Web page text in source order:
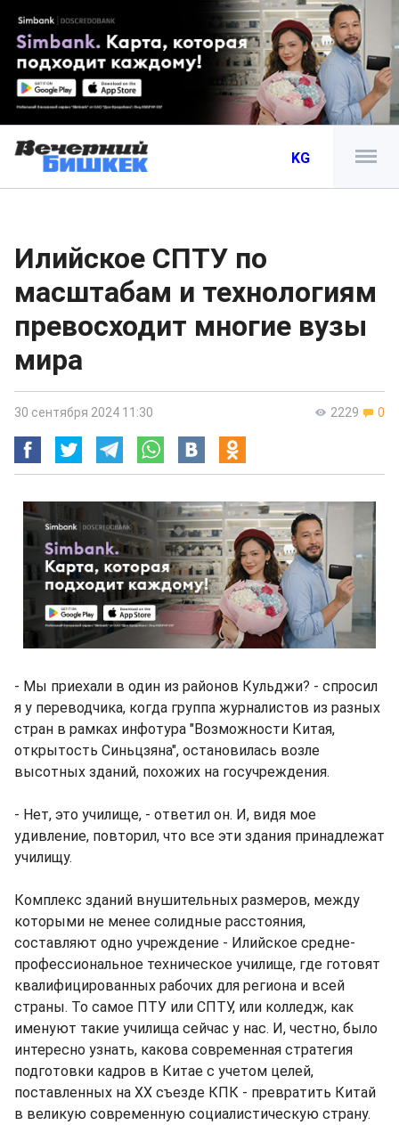
KG
Илийское СПТУ по
масштабам и технологиям
превосходит многие вузы
мира
2229 0
30 сентября 2024 11:30
- Мы приехали в один из районов Кульджи? - спросил
я у переводчика, когда группа журналистов из разных
стран в рамках инфотура "Возможности Китая,
открытость Синьцзяна", остановилась возле
высотных зданий, похожих на госучреждения.
- Нет, это училище, - ответил он. И, видя мое
удивление, повторил, что все эти здания принадлежат
училищу.
Комплекс зданий внушительных размеров, между
которыми не менее солидные расстояния,
составляют одно учреждение - Илийское средне-
профессиональное техническое училище, где готовят
квалифицированных рабочих для региона и всей
страны. То самое ПТУ или СПТУ, или колледж, как
именуют такие училища сейчас у нас. И, честно, было
интересно узнать, какова современная стратегия
подготовки кадров в Китае с учетом целей,
поставленных на ХХ съезде КПК - превратить Китай
в великую современную социалистическую страну.